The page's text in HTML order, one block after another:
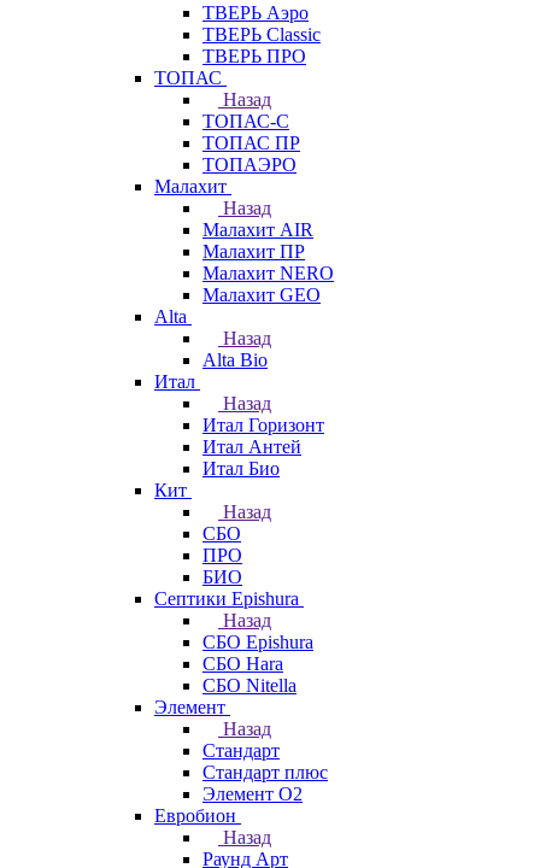
ТВЕРЬ Аэро
ТВЕРЬ Classic
ТВЕРЬ ПРО
ТОПАС
Назад
ТОПАС-С
ТОПАС ПР
ТОПАЭРО
Малахит
Назад
Малахит AIR
Малахит ПР
Малахит NERO
Малахит GEO
Alta
Назад
Alta Bio
Итал
Назад
Итал Горизонт
Итал Антей
Итал Био
Кит
Назад
СБО
ПРО
БИО
Септики Epishura
Назад
СБО Epishura
СБО Hara
СБО Nitella
Элемент
Назад
Стандарт
Стандарт плюс
Элемент О2
Евробион
Назад
Раунд Арт